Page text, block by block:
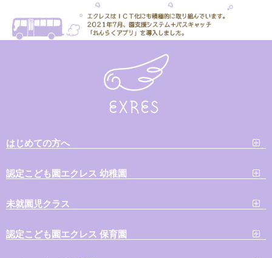
はじめての方へ
認定こども園エクレス 幼稚園
未就園児クラス
認定こども園エクレス 保育園